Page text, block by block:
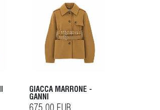
GIACCA MARRONE -
GANNI